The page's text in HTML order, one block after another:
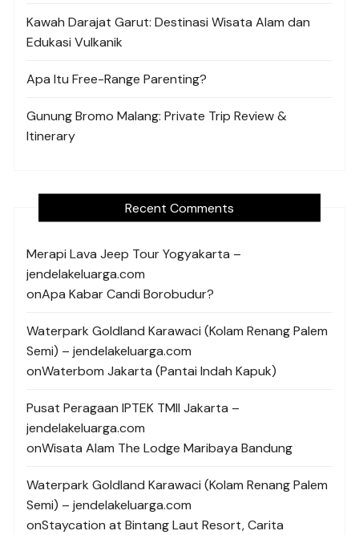
Kawah Darajat Garut: Destinasi Wisata Alam dan
Edukasi Vulkanik
Apa Itu Free-Range Parenting?
Gunung Bromo Malang: Private Trip Review &
Itinerary
Recent Comments
Merapi Lava Jeep Tour Yogyakarta –
jendelakeluarga.com
onApa Kabar Candi Borobudur?
Waterpark Goldland Karawaci (Kolam Renang Palem
Semi) – jendelakeluarga.com
onWaterbom Jakarta (Pantai Indah Kapuk)
Pusat Peragaan IPTEK TMII Jakarta –
jendelakeluarga.com
onWisata Alam The Lodge Maribaya Bandung
Waterpark Goldland Karawaci (Kolam Renang Palem
Semi) – jendelakeluarga.com
onStaycation at Bintang Laut Resort, Carita